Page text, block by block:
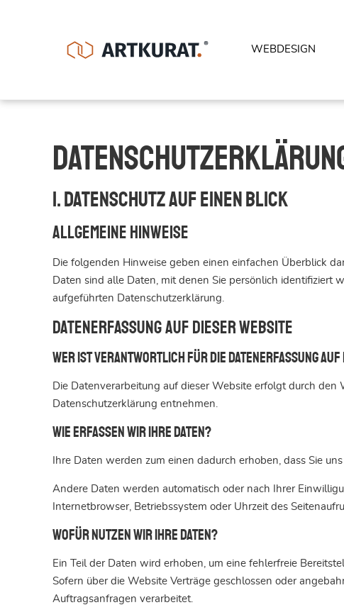
WEBDESIGN
1. Datenschutz auf einen Blick
Allgemeine Hinweise
Die folgenden Hinweise geben einen einfachen Überblick
Daten sind alle Daten, mit denen Sie persönlich identifiziert
aufgeführten Datenschutzerklärung.
Datenerfassung auf dieser Website
Wer ist verantwortlich für die Datenerfassung auf
Die Datenverarbeitung auf dieser Website erfolgt durch
Datenschutzerklärung entnehmen.
Wie erfassen wir Ihre Daten?
Ihre Daten werden zum einen dadurch erhoben, dass Sie
Andere Daten werden automatisch oder nach Ihrer
Internetbrowser, Betriebssystem oder Uhrzeit des
Wofür nutzen wir Ihre Daten?
Ein Teil der Daten wird erhoben, um eine fehlerfreie
Sofern über die Website Verträge geschlossen oder
Auftragsanfragen verarbeitet.